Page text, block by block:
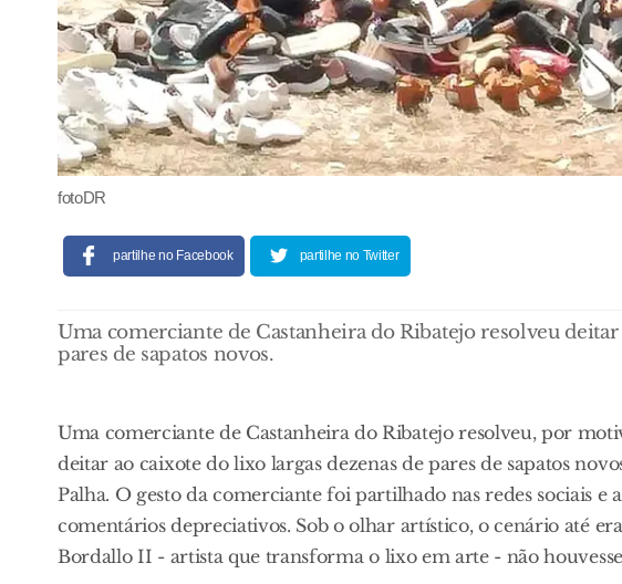
fotoDR
partilhe no Facebook partilhe no Twitter
Uma comerciante de Castanheira do Ribatejo resolveu
pares de sapatos novos.
Uma comerciante de Castanheira do Ribatejo resolveu, por
deitar ao caixote do lixo largas dezenas de pares de sapatos
Palha. O gesto da comerciante foi partilhado nas redes sociais e
comentários depreciativos. Sob o olhar artístico, o cenário até
Bordallo II - artista que transforma o lixo em arte - não